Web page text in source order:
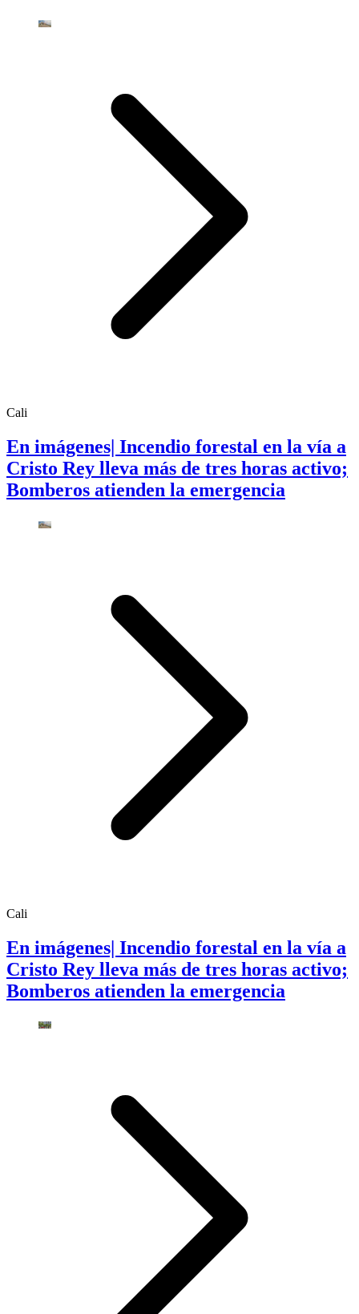
Cali
En imágenes| Incendio forestal en la vía a
Cristo Rey lleva más de tres horas activo;
Bomberos atienden la emergencia
Cali
En imágenes| Incendio forestal en la vía a
Cristo Rey lleva más de tres horas activo;
Bomberos atienden la emergencia